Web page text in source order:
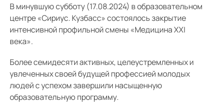
Без засечек
С засечками
В минувшую субботу (17.08.2024) в образовательном
центре «Сириус. Кузбасс» состоялось закрытие
интенсивной профильной смены «Медицина XXI
века».
Более семидесяти активных, целеустремленных и
увлеченных своей будущей профессией молодых
людей с успехом завершили насыщенную
образовательную программу.